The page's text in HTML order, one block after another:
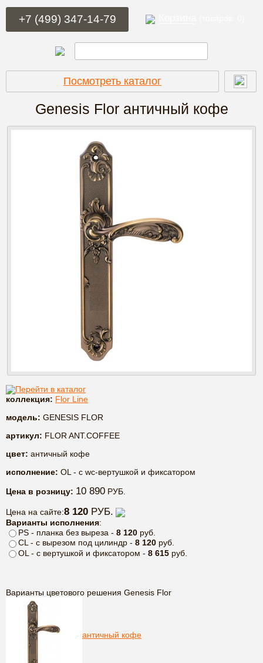
+7 (499) 347-14-79
Посмотреть каталог
Genesis Flor античный кофе
Перейти в каталог
коллекция: Flor Line
модель: GENESIS FLOR
артикул: FLOR ANT.COFFEE
цвет: античный кофе
исполнение: OL - c wc-вертушкой и фиксатором
Цена в розницу: 10 890 РУБ.
Цена на сайте:8 120 РУБ.
Варианты исполнения:
PS - планка без выреза - 8 120 руб.
CL - с вырезом под цилиндр - 8 120 руб.
OL - с вертушкой и фиксатором - 8 615 руб.
Варианты цветового решения Genesis Flor
античный кофе